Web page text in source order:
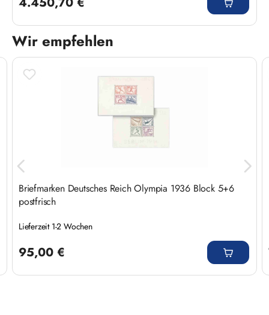
Wir empfehlen
Produktgalerie überspringen
Briefmarken Deutsches Reich Olympia 1936 Block 5+6
postfrisch
Lieferzeit 1-2 Wochen
95,00 €